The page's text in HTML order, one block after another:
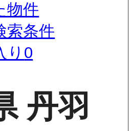
物件
索条件
り 0
丹羽